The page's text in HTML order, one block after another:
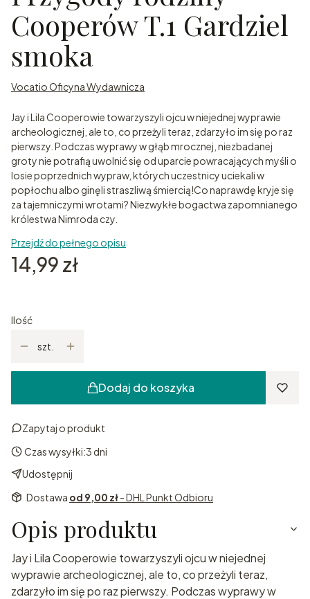
Cooperów T.1 Gardziel
smoka
Vocatio Oficyna Wydawnicza
Jay i Lila Cooperowie towarzyszyli ojcu w niejednej wyprawie
archeologicznej, ale to, co przeżyli teraz, zdarzyło im się po raz
pierwszy. Podczas wyprawy w głąb mrocznej, niezbadanej
groty nie potrafią uwolnić się od uparcie powracających myśli o
losie poprzednich wypraw, których uczestnicy uciekali w
popłochu albo ginęli straszliwą śmiercią!Co naprawdę kryje się
za tajemniczymi wrotami? Niezwykłe bogactwa zapomnianego
królestwa Nimroda czy.
Przejdź do pełnego opisu
Cena
14,99 zł
Ilość
szt.
Dodaj do koszyka
Zapytaj o produkt
Czas wysyłki:3 dni
Udostępnij
Dostawa od 9,00 zł- DHL Punkt Odbioru
Opis produktu
Jay i Lila Cooperowie towarzyszyli ojcu w niejednej
wyprawie archeologicznej, ale to, co przeżyli teraz,
zdarzyło im się po raz pierwszy. Podczas wyprawy w